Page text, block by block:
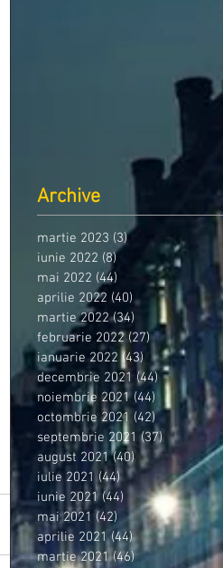
Archive
martie 2023 (3)3 postări
iunie 2022 (8)8 postări
mai 2022 (44) 44 postări
aprilie 2022 (40)40 postări
martie 2022 (34) 34 postări
februarie 2022 (27)27 postări
ianuarie 2022 (43) 43 postări
decembrie 2021 (44)44 postări
noiembrie 2021 (44) 44 postări
octombrie 2021 (42)42 postări
septembrie 2021 (37)37 postări
august 2021 (40)40 postări
iulie 2021 (44)44 postări
iunie 2021 (44) 44 postări
mai 2021 (42) 42 postări
aprilie 2021 (44)44 postări
martie 2021 (46)46 postări